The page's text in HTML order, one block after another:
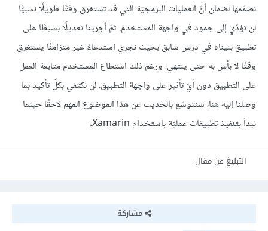
نصمّمها لضمان أنّ العمليات البرمجيّة التي قد تستغرق وقتًا طويلًا نسبيًّا
لن تؤدّي إلى جمود في واجهة المستخدم. ثمّ أجرينا تعديلًا بسيطًا على
تطبيق بنيناه في درس سابق بحيث نجري استدعاءً غير متزامنًا يستغرق
وقتًا لا بأس به حتى ينتهي، ورغم ذلك استطاع المستخدم متابعة العمل
على التطبيق دون أيّ تأثير على واجهة التطبيق. لن نكتفي بكلّ تأكيد بما
وصلنا إليه هنا، سنتوسّع بالحديث عن هذا الموضوع المهم لاحقًا حينما
نبدأ بتنفيذ تطبيقات عمليّة باستخدام Xamarin.
التبليغ عن مقال
مشاركة